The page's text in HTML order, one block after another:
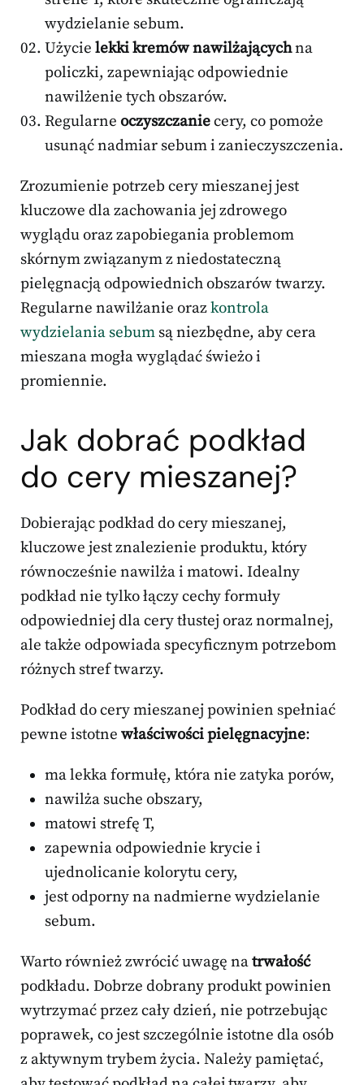
wydzielanie sebum.
Użycie lekki kremów nawilżającychna
policzki, zapewniając odpowiednie
nawilżenie tych obszarów.
Regularne oczyszczaniecery, co pomoże
usunąć nadmiar sebum i zanieczyszczenia.
Zrozumienie potrzeb cery mieszanej jest
kluczowe dla zachowania jej zdrowego
wyglądu oraz zapobiegania problemom
skórnym związanym z niedostateczną
pielęgnacją odpowiednich obszarów twarzy.
Regularne nawilżanie orazkontrola
wydzielania sebum są niezbędne, aby cera
mieszana mogła wyglądać świeżo i
promiennie.
Jak dobrać podkład
do cery mieszanej?
Dobierając podkład do cery mieszanej,
kluczowe jest znalezienie produktu, który
równocześnie nawilża i matowi. Idealny
podkład nie tylko łączy cechy formuły
odpowiedniej dla cery tłustej oraz normalnej,
ale także odpowiada specyficznym potrzebom
różnych stref twarzy.
Podkład do cery mieszanej powinien spełniać
pewne istotne właściwości pielęgnacyjne:
ma lekka formułę, która nie zatyka porów,
nawilża suche obszary,
matowi strefę T,
zapewnia odpowiednie krycie i
ujednolicanie kolorytu cery,
jest odporny na nadmierne wydzielanie
sebum.
Warto również zwrócić uwagę natrwałość
podkładu. Dobrze dobrany produkt powinien
wytrzymać przez cały dzień, nie potrzebując
poprawek, co jest szczególnie istotne dla osób
z aktywnym trybem życia. Należy pamiętać,